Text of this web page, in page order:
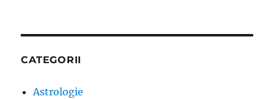
CATEGORII
Astrologie